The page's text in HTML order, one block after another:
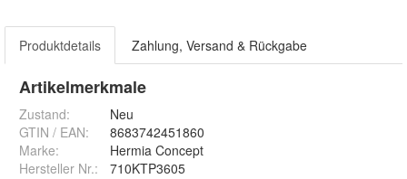
Produktdetails Zahlung, Versand & Rückgabe
Artikelmerkmale
Zustand:
Neu
GTIN / EAN:
8683742451860
Marke:
Hermia Concept
Hersteller Nr.:
710KTP3605